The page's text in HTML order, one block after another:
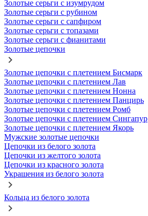
Золотые серьги с изумрудом
Золотые серьги с рубином
Золотые серьги с сапфиром
Золотые серьги с топазами
Золотые серьги с фианитами
Золотые цепочки
Золотые цепочки с плетением Бисмарк
Золотые цепочки с плетением Лав
Золотые цепочки с плетением Нонна
Золотые цепочки с плетением Панцирь
Золотые цепочки с плетением Ромб
Золотые цепочки с плетением Сингапур
Золотые цепочки с плетением Якорь
Мужские золотые цепочки
Цепочки из белого золота
Цепочки из желтого золота
Цепочки из красного золота
Украшения из белого золота
Кольца из белого золота